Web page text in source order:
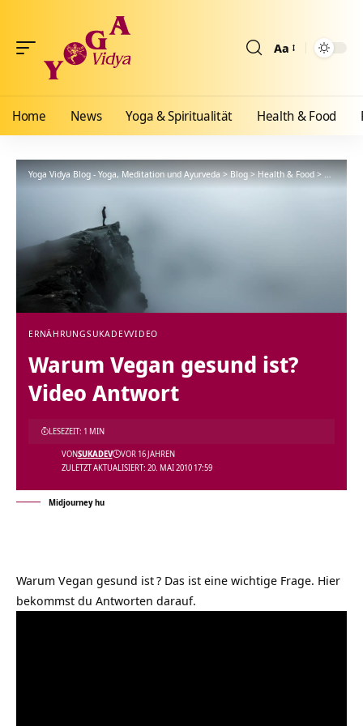
Aa
Home News Yoga & Spiritualität Health & Food
Yoga Vidya Blog - Yoga, Meditation und Ayurveda>Blog>Health & Food>
ERNÄHRUNGSUKADEVVIDEO
Warum Vegan gesund ist?
Video Antwort
ZULETZT AKTUALISIERT: 20. MAI 2010 17:59
VONSUKADEV VOR 16 JAHREN
LESEZEIT: 1 MIN
Midjourney hu
Warum Vegan gesund ist? Das ist eine wichtige Frage. Hier
bekommst du Antworten darauf.